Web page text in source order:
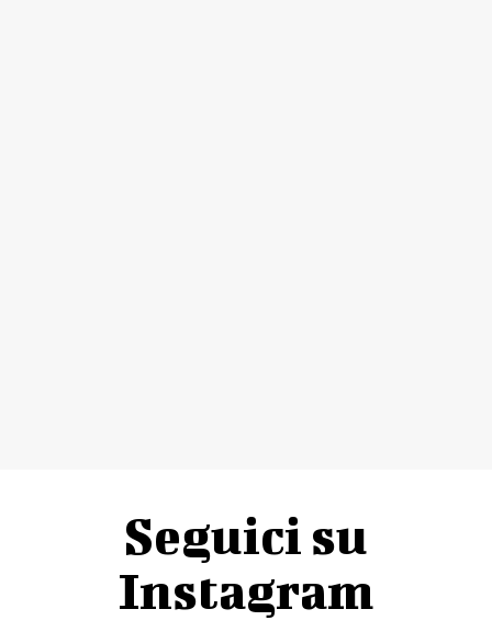
Seguici su
Instagram